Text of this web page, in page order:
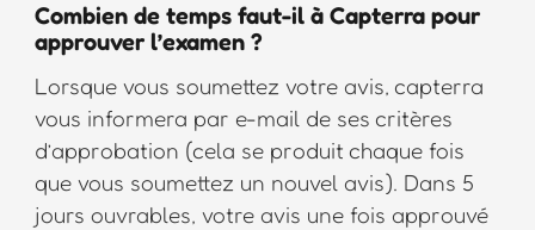
Combien de temps faut-il à Capterra pour
approuver l’examen ?
Lorsque vous soumettez votre avis, capterra
vous informera par e-mail de ses critères
d’approbation (cela se produit chaque fois
que vous soumettez un nouvel avis). Dans 5
jours ouvrables, votre avis une fois approuvé